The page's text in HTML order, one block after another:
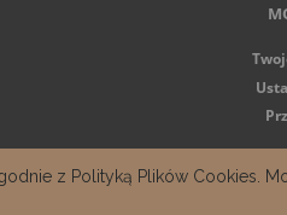
z Polityką Plików